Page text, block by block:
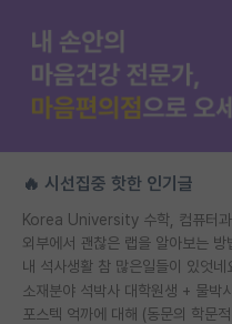
🔥 시선집중 핫한 인기글
외부에서 괜찮은 랩을 알아보는 방
내 석사생활 참 많은일들이 있엇네
소재분야 석박사 대학원생 + 물박